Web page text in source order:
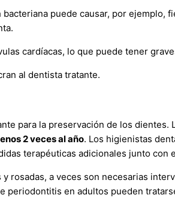
puede causar, por ejemplo,
cardíacas, lo que puede tener
al dentista tratante.
para la preservación de los dientes.
2 veces al año. Los higienistas
terapéuticas adicionales junto con
rosadas, a veces son necesarias
periodontitis en adultos pueden